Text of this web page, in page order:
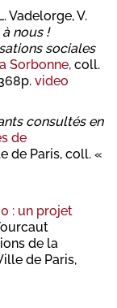
Vadelorge, V.
nous !
sociales
Sorbonne, coll.
video
consultés en
de
de Paris, coll. «
: un projet
de la
de Paris,